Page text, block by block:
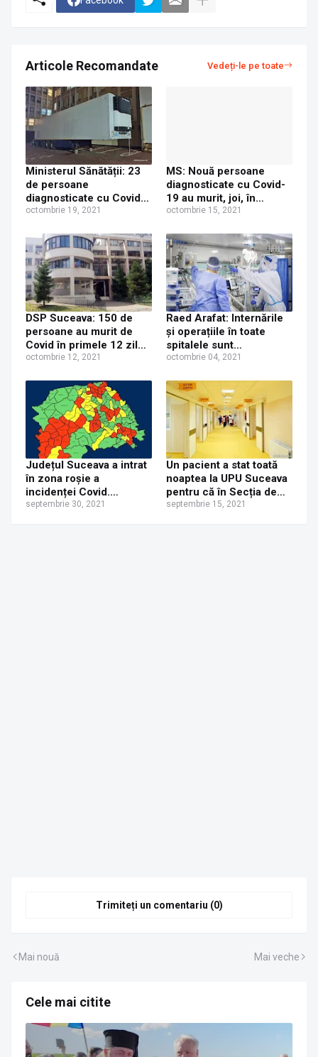
Articole Recomandate Vedeți-le pe toate
Ministerul Sănătății: 23
de persoane
diagnosticate cu Covid-
19 au murit, luni, în
octombrie 19, 2021
MS: Nouă persoane
diagnosticate cu Covid-
19 au murit, joi, în
județul Suceava
octombrie 15, 2021
DSP Suceava: 150 de
persoane au murit de
Covid în primele 12 zile
din luna octombrie, în
octombrie 12, 2021
Raed Arafat: Internările
și operațiile în toate
spitalele sunt
suspendate pentru 30 de
aplică urgenţelor,
femeilor însărcinate,
pacienţilor oncologici
sau celor care trebuie să
facă dializă
octombrie 04, 2021
Județul Suceava a intrat
în zona roșie a
incidenței Covid.
Numărul de cazuri în
septembrie 30, 2021
Un pacient a stat toată
noaptea la UPU Suceava
pentru că în Secția de
Terapie Intensivă nu mai
septembrie 15, 2021
Trimiteți un comentariu (0)
Mai nouă Mai veche
Cele mai citite